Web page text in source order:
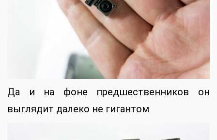
Да и на фоне предшественников он
выглядит далеко не гигантом